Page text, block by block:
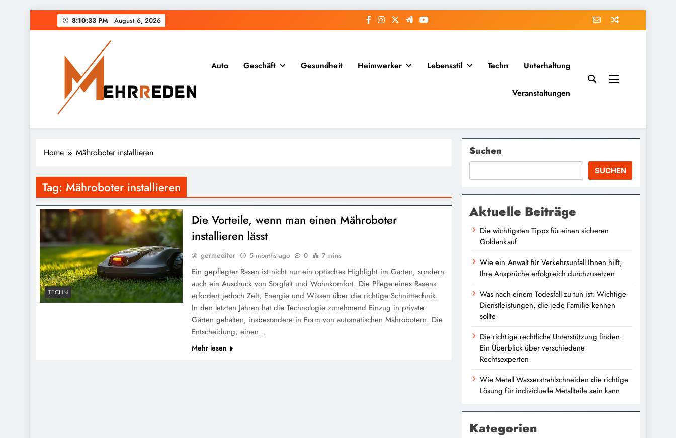
to
8:10:33 PM August 6, 2026
Auto Geschäft Gesundheit Heimwerker Lebensstil Techn Unterhaltung
Veranstaltungen
Home Mähroboter installieren
Tag: Mähroboter installieren
TECHN
Die Vorteile, wenn man einen Mähroboter
installieren lässt
germeditor 5 months ago 0 7 mins
Ein gepflegter Rasen ist nicht nur ein optisches Highlight im Garten, sondern
auch ein Ausdruck von Sorgfalt und Wohnkomfort. Die Pflege eines Rasens
erfordert jedoch Zeit, Energie und Wissen über die richtige Schnitttechnik.
In den letzten Jahren hat die Technologie zunehmend Einzug in private
Gärten gehalten, insbesondere in Form von automatischen Mährobotern. Die
Entscheidung, einen…
Mehr lesen
Suchen
SUCHEN
Aktuelle Beiträge
Die wichtigsten Tipps für einen sicheren
Goldankauf
Wie ein Anwalt für Verkehrsunfall Ihnen hilft,
Ihre Ansprüche erfolgreich durchzusetzen
Was nach einem Todesfall zu tun ist: Wichtige
Dienstleistungen, die jede Familie kennen
sollte
Die richtige rechtliche Unterstützung finden:
Ein Überblick über verschiedene
Rechtsexperten
Wie Metall Wasserstrahlschneiden die richtige
Lösung für individuelle Metallteile sein kann
Kategorien